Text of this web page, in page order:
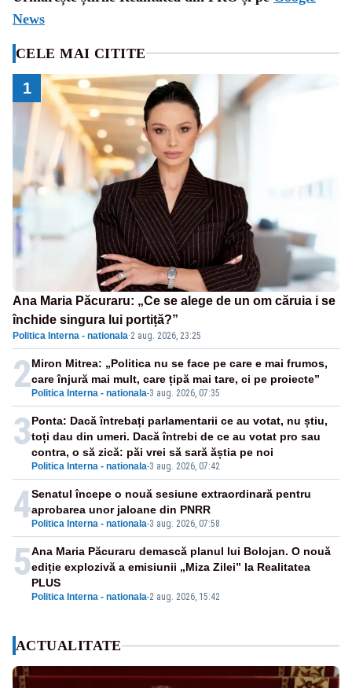
News
CELE MAI CITITE
1
Ana Maria Păcuraru: „Ce se alege de un om căruia i se
închide singura lui portiță?”
Politica Interna - nationala·2 aug. 2026, 23:25
2 Politica Interna - nationala-3 aug. 2026, 07:35
Miron Mitrea: „Politica nu se face pe care e mai frumos,
care înjură mai mult, care țipă mai tare, ci pe proiecte”
3
Politica Interna - nationala-3 aug. 2026, 07:42
Ponta: Dacă întrebați parlamentarii ce au votat, nu știu,
toți dau din umeri. Dacă întrebi de ce au votat pro sau
contra, o să zică: păi vrei să sară ăștia pe noi
4 Politica Interna - nationala-3 aug. 2026, 07:58
Senatul începe o nouă sesiune extraordinară pentru
aprobarea unor jaloane din PNRR
5
Politica Interna - nationala-2 aug. 2026, 15:42
Ana Maria Păcuraru demască planul lui Bolojan. O nouă
ediție explozivă a emisiunii „Miza Zilei” la Realitatea
PLUS
ACTUALITATE